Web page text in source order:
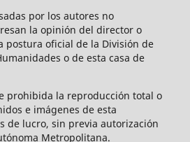
por los autores no
la opinión del director o
postura oficial de la División de
o de esta casa de
prohibida la reproducción total o
e imágenes de esta
de lucro, sin previa autorización
Metropolitana.